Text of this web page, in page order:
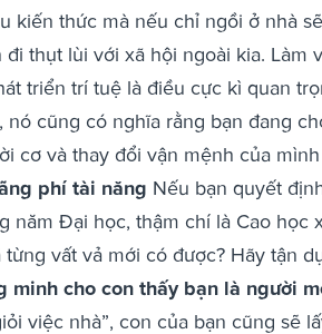
kiến thức mà nếu chỉ ngồi ở nhà
thụt lùi với xã hội ngoài kia. Làm
triển trí tuệ là điều cực kì quan
cũng có nghĩa rằng bạn đang
cơ và thay đổi vận mệnh của
phí tài năng Nếu bạn quyết
năm Đại học, thậm chí là Cao học
vất vả mới có được? Hãy tận
minh cho con thấy bạn là người
việc nhà”, con của bạn cũng sẽ